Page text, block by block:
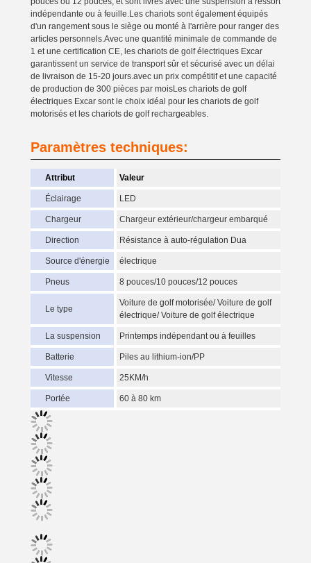
indépendante ou à feuille.Les chariots sont également équipés
d'un rangement sous le siège ou monté à l'arrière pour ranger des
articles personnels.Avec une quantité minimale de commande de
1 et une certification CE, les chariots de golf électriques Excar
garantissent un service de transport sûr et sécurisé avec un délai
de livraison de 15-20 jours.avec un prix compétitif et une capacité
de production de 300 pièces par moisLes chariots de golf
électriques Excar sont le choix idéal pour les chariots de golf
motorisés et les chariots de golf rechargeables.
Paramètres techniques:
Attribut Valeur
Éclairage LED
Chargeur Chargeur extérieur/chargeur embarqué
Direction Résistance à auto-régulation Dua
Source d'énergie électrique
Pneus 8 pouces/10 pouces/12 pouces
Le type
Voiture de golf motorisée/ Voiture de golf
électrique/ Voiture de golf électrique
La suspension Printemps indépendant ou à feuilles
Batterie Piles au lithium-ion/PP
Vitesse 25KM/h
Portée 60 à 80 km